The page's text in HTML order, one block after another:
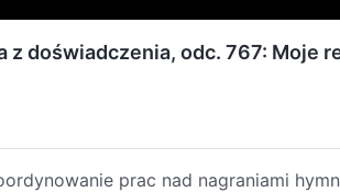
z doświadczenia, odc. 767: Moje
prac nad nagraniami